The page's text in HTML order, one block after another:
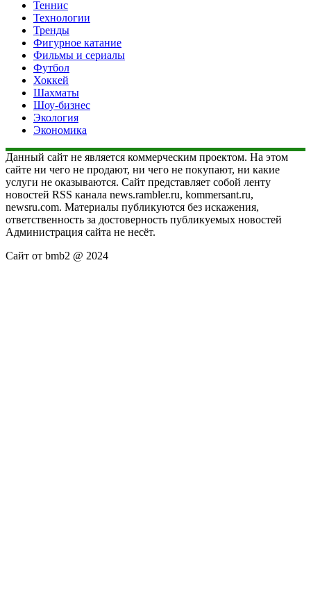
Теннис
Технологии
Тренды
Фигурное катание
Фильмы и сериалы
Футбол
Хоккей
Шахматы
Шоу-бизнес
Экология
Экономика
Данный сайт не является коммерческим проектом. На этом
сайте ни чего не продают, ни чего не покупают, ни какие
услуги не оказываются. Сайт представляет собой ленту
новостей RSS канала news.rambler.ru, kommersant.ru,
newsru.com. Материалы публикуются без искажения,
ответственность за достоверность публикуемых новостей
Администрация сайта не несёт.
Сайт от bmb2 @ 2024